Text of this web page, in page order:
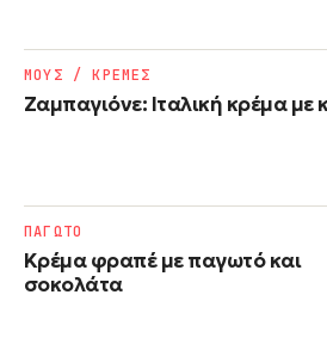
Ζαμπαγιόνε: Ιταλική κρέμα με
ΜΟΥΣ / ΚΡΕΜΕΣ
Κρέμα φραπέ με παγωτό και
σοκολάτα
ΠΑΓΩΤΟ